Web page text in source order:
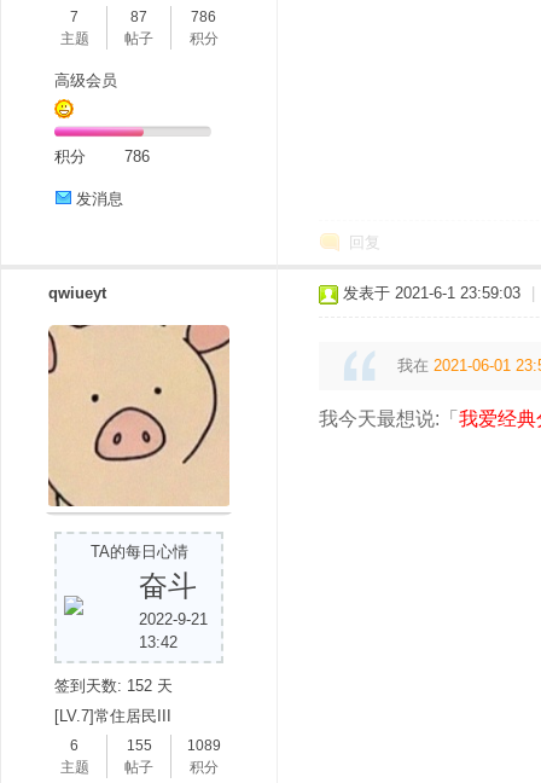
7
主题
87
帖子
786
积分
高级会员
积分 786
发消息
回复
qwiueyt
TA的每日心情
奋斗
2022-9-21
13:42
签到天数: 152 天
[LV.7]常住居民III
6
主题
155
帖子
1089
积分
发表于 2021-6-1 23:59:03
我在 2021-06-01
我今天最想说:「 我爱经典